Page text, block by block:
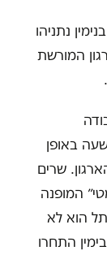
נתניהו
המורשת
באופן
שרים
המופנה
הוא לא
התחרו